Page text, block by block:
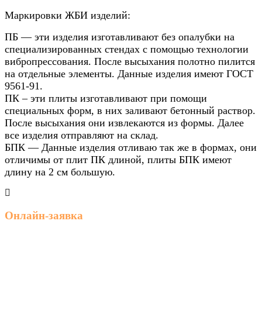
Маркировки ЖБИ изделий:
ПБ — эти изделия изготавливают без опалубки на
специализированных стендах с помощью технологии
вибропрессования. После высыхания полотно пилится
на отдельные элементы. Данные изделия имеют ГОСТ
9561-91.
ПК – эти плиты изготавливают при помощи
специальных форм, в них заливают бетонный раствор.
После высыхания они извлекаются из формы. Далее
все изделия отправляют на склад.
БПК — Данные изделия отливаю так же в формах, они
отличимы от плит ПК длиной, плиты БПК имеют
длину на 2 см большую.
Онлайн-заявка